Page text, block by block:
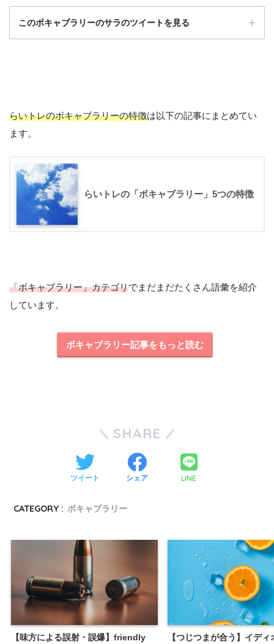
このボキャブラリーのサラのツイートを見る
らいトレのボキャブラリーの特徴は以下の記事にまとめてい
ます。
らいトレの「ボキャブラリー」5つの特徴
「ボキャブラリー」カテゴリでまだまだたくさん語彙を紹介
しています。
ボキャブラリー記事をもっと読む
SHARE
ツイート シェア LINE
CATEGORY : ボキャブラリー
【味方による誤射・誤爆】friendly
【つじつまが合う】イデ